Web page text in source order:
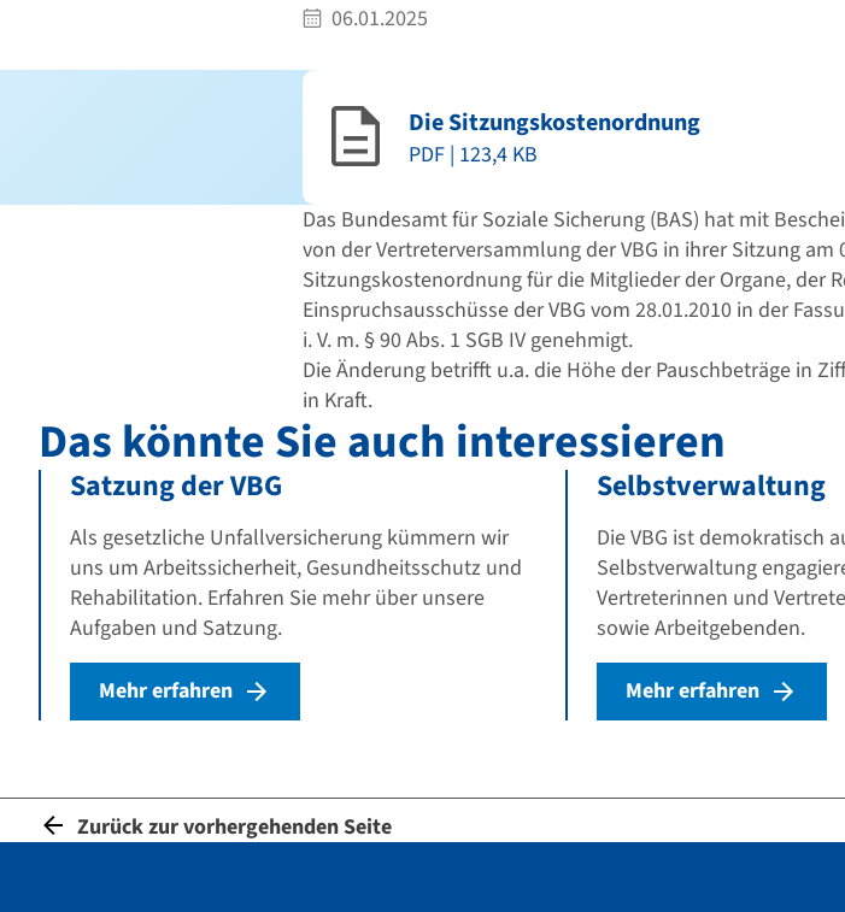
06.01.2025
Die Sitzungskostenordnung
PDF | 123,4 KB
Das Bundesamt für Soziale Sicherung (BAS) hat mit
von der Vertreterversammlung der VBG in ihrer Sitzung
Sitzungskostenordnung für die Mitglieder der Organe, der
Einspruchsausschüsse der VBG vom 28.01.2010 in der
i. V. m. § 90 Abs. 1 SGB IV genehmigt.
Die Änderung betrifft u.a. die Höhe der Pauschbeträge in
in Kraft.
Das könnte Sie auch interessieren
Satzung der VBG
Als gesetzliche Unfallversicherung kümmern wir
uns um Arbeitssicherheit, Gesundheitsschutz und
Rehabilitation. Erfahren Sie mehr über unsere
Aufgaben und Satzung.
Mehr erfahren
Selbstverwaltung
Die VBG ist demokratisch
Selbstverwaltung
Vertreterinnen und
sowie Arbeitgebenden.
Mehr erfahren
Zurück zur vorhergehenden Seite